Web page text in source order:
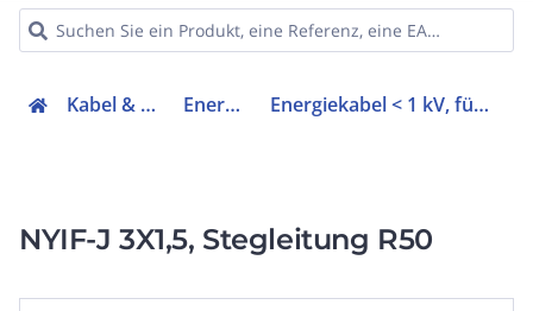
Kabel & Leitungen Energiekabel Energiekabel < 1 kV, für feste Verlegung
NYIF-J 3X1,5, Stegleitung R50